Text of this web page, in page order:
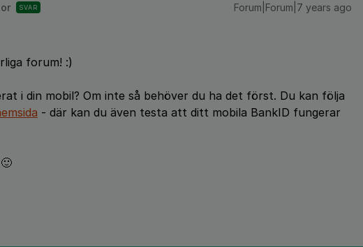
SVAR Forum|Forum|7 years ago
forum! :)
i din mobil? Om inte så behöver du ha det först. Du kan följa
- där kan du även testa att ditt mobila BankID fungerar